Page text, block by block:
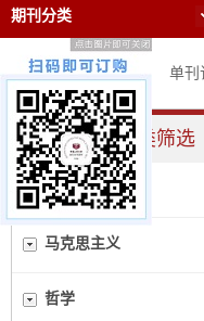
期刊分类
当前位置： 首页 单刊
分类筛选
全部
马克思主义
哲学